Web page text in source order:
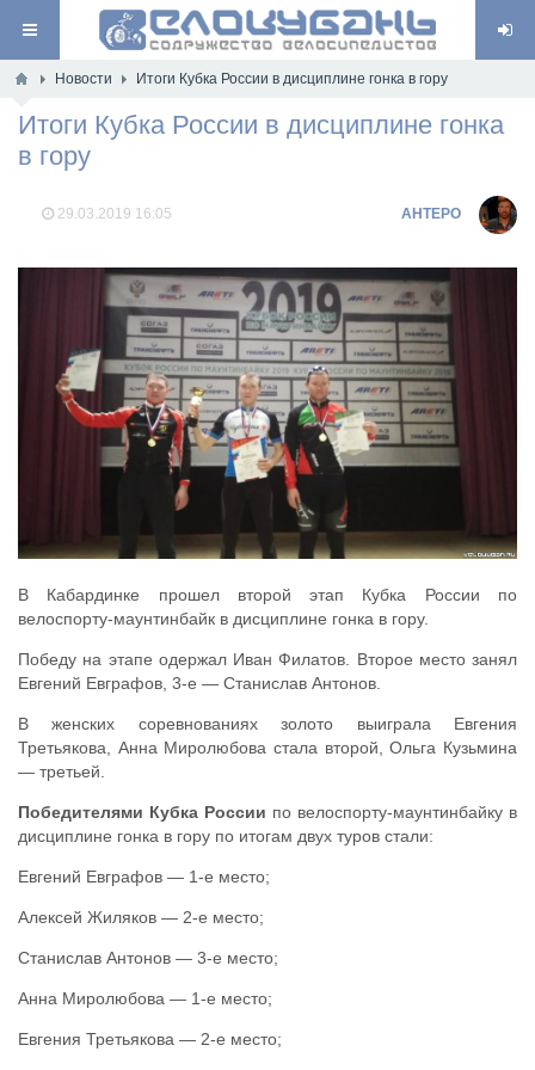
Новости Итоги Кубка России в дисциплине гонка в гору
Итоги Кубка России в дисциплине гонка
в гору
29.03.2019 16:05 AHTEPO
В Кабардинке прошел второй этап Кубка России по
велоспорту-маунтинбайк в дисциплине гонка в гору.
Победу на этапе одержал Иван Филатов. Второе место занял
Евгений Евграфов, 3-е — Станислав Антонов.
В женских соревнованиях золото выиграла Евгения
Третьякова, Анна Миролюбова стала второй, Ольга Кузьмина
— третьей.
Победителями Кубка России по велоспорту-маунтинбайку в
дисциплине гонка в гору по итогам двух туров стали:
Евгений Евграфов — 1-е место;
Алексей Жиляков — 2-е место;
Станислав Антонов — 3-е место;
Анна Миролюбова — 1-е место;
Евгения Третьякова — 2-е место;